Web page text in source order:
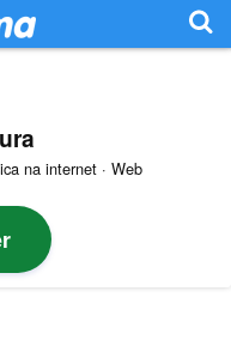
na internet · Web